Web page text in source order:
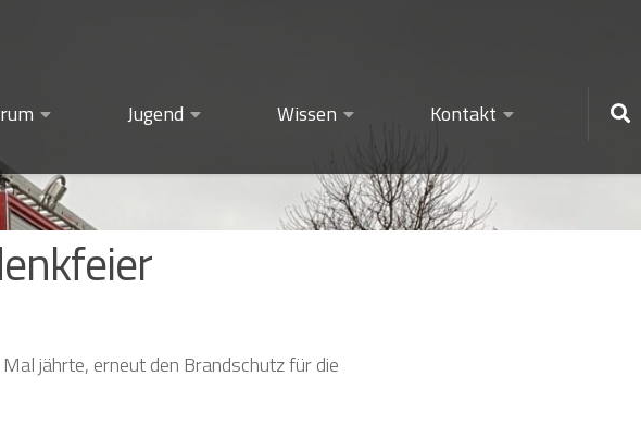
Jugend Wissen Kontakt
jährte, erneut den Brandschutz für die